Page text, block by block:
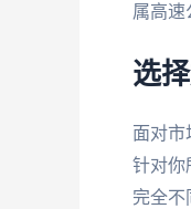
属高速
选
面对市
针对你
完全不